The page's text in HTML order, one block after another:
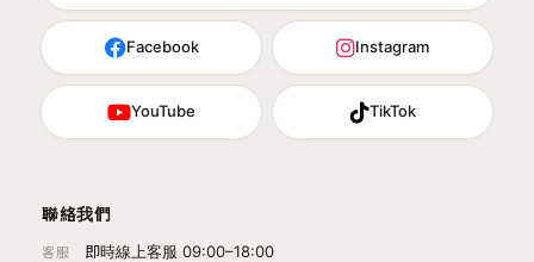
Facebook Instagram
YouTube TikTok
聯絡我們
客服 即時線上客服 09:00–18:00